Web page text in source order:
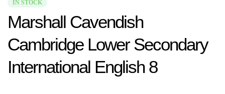
IN STOCK
Marshall Cavendish
Cambridge Lower Secondary
International English 8